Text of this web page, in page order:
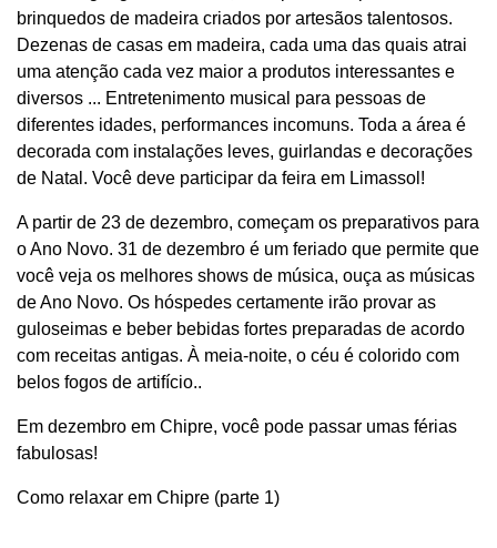
brinquedos de madeira criados por artesãos talentosos.
Dezenas de casas em madeira, cada uma das quais atrai
uma atenção cada vez maior a produtos interessantes e
diversos ... Entretenimento musical para pessoas de
diferentes idades, performances incomuns. Toda a área é
decorada com instalações leves, guirlandas e decorações
de Natal. Você deve participar da feira em Limassol!
A partir de 23 de dezembro, começam os preparativos para
o Ano Novo. 31 de dezembro é um feriado que permite que
você veja os melhores shows de música, ouça as músicas
de Ano Novo. Os hóspedes certamente irão provar as
guloseimas e beber bebidas fortes preparadas de acordo
com receitas antigas. À meia-noite, o céu é colorido com
belos fogos de artifício..
Em dezembro em Chipre, você pode passar umas férias
fabulosas!
Como relaxar em Chipre (parte 1)